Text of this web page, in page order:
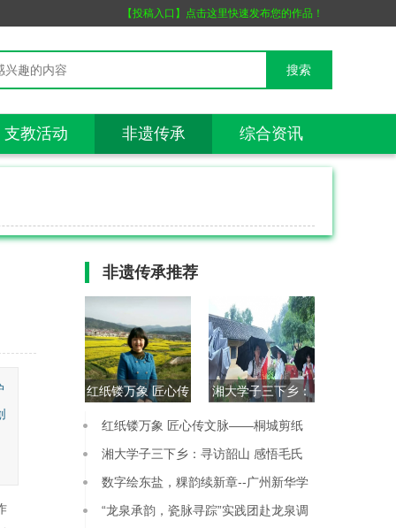
【投稿入口】点击这里快速发布您的作品！
支教活动 非遗传承 综合资讯
非遗传承推荐
红纸镂万象 匠心传
湘大学子三下乡：
红纸镂万象 匠心传文脉——桐城剪纸
传承人
湘大学子三下乡：寻访韶山 感悟毛氏
红色家
数字绘东盐，粿韵续新章--广州新华学
院学
“龙泉承韵，瓷脉寻踪”实践团赴龙泉调